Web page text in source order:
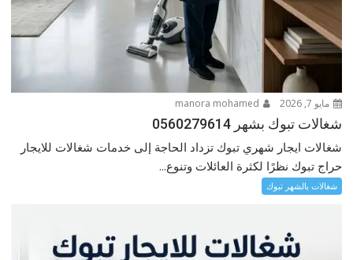
مايو 7, 2026
شغالات تبوك بشهر 0560279614
شغالات ايجار شهري تبوك تزداد الحاجة إلى خدمات شغالات للايجار
حراج تبوك نظرًا لكثرة العائلات وتنوع...
شغالات بالشهر تبوك